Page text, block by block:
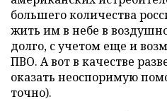
большего количества
жить им в небе в
долго, с учетом еще и
ПВО. А вот в качестве
оказать неоспоримую
точно).